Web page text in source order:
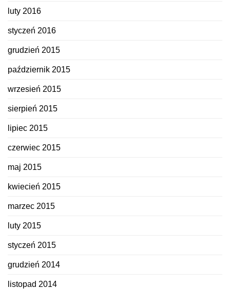
luty 2016
styczeń 2016
grudzień 2015
październik 2015
wrzesień 2015
sierpień 2015
lipiec 2015
czerwiec 2015
maj 2015
kwiecień 2015
marzec 2015
luty 2015
styczeń 2015
grudzień 2014
listopad 2014